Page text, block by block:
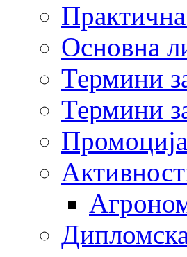
Практична
Основна
Термини
Термини